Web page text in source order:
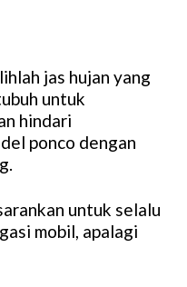
jas hujan yang
untuk
hindari
ponco dengan
untuk selalu
mobil, apalagi